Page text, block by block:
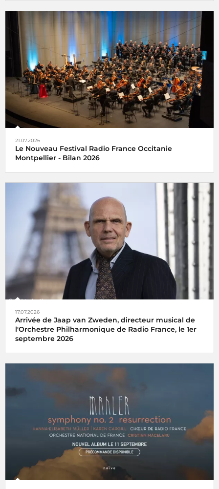
21.07.2026
Le Nouveau Festival Radio France Occitanie
Montpellier - Bilan 2026
17.07.2026
Arrivée de Jaap van Zweden, directeur musical de
l'Orchestre Philharmonique de Radio France, le 1er
septembre 2026